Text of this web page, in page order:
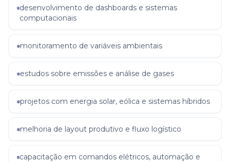
desenvolvimento de dashboards e sistemas
computacionais
monitoramento de variáveis ambientais
estudos sobre emissões e análise de gases
projetos com energia solar, eólica e sistemas híbridos
melhoria de layout produtivo e fluxo logístico
capacitação em comandos elétricos, automação e